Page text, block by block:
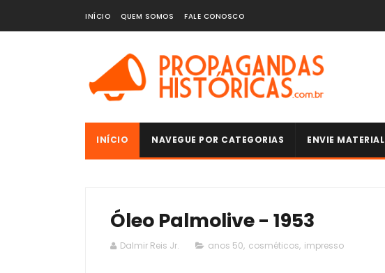
INÍCIO QUEM SOMOS FALE CONOSCO
INÍCIO NAVEGUE POR CATEGORIAS ENVIE MATERIAL
Óleo Palmolive - 1953
Dalmir Reis Jr. anos 50, cosméticos, impresso